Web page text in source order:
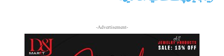
-Advertisement-